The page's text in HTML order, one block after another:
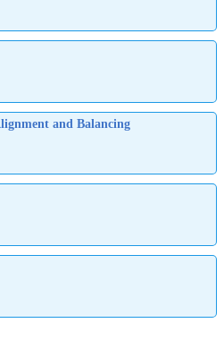
and Balancing